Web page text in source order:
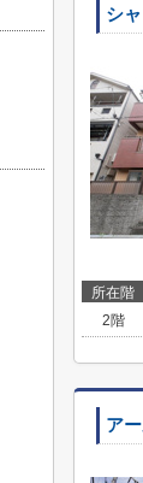
シ
所在階
2階
ア